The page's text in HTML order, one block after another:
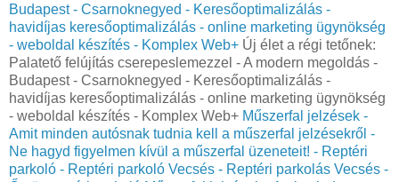
Budapest - Csarnoknegyed - Keresőoptimalizálás -
havidíjas keresőoptimalizálás - online marketing ügynökség
- weboldal készítés - Komplex Web+ Új élet a régi tetőnek:
Palatető felújítás cserepeslemezzel - A modern megoldás -
Budapest - Csarnoknegyed - Keresőoptimalizálás -
havidíjas keresőoptimalizálás - online marketing ügynökség
- weboldal készítés - Komplex Web+ Műszerfal jelzések -
Amit minden autósnak tudnia kell a műszerfal jelzésekről -
Ne hagyd figyelmen kívül a műszerfal üzeneteit! - Reptéri
parkoló - Reptéri parkoló Vecsés - Reptéri parkolás Vecsés -